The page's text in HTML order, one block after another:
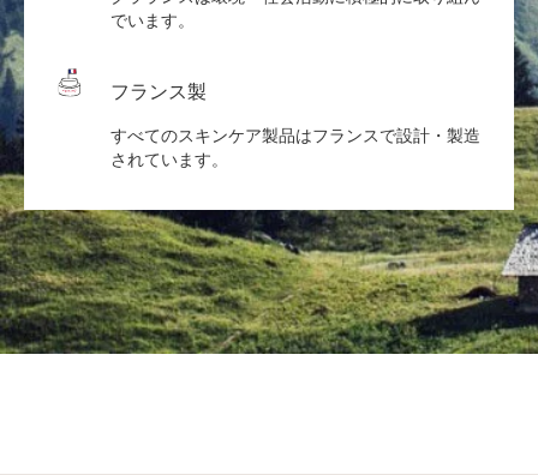
でいます。
フランス製
すべてのスキンケア製品はフランスで設計・製造
されています。